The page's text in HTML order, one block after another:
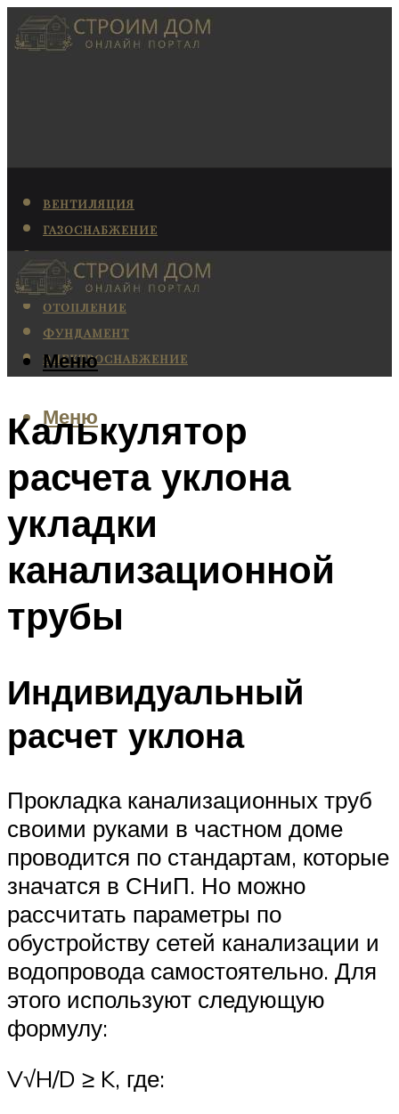
ВЕНТИЛЯЦИЯ
ГАЗОСНАБЖЕНИЕ
КАНАЛИЗАЦИЯ
КОНДИЦИОНИРОВАНИЕ
ОТОПЛЕНИЕ
ФУНДАМЕНТ
ЭЛЕКТРОСНАБЖЕНИЕ
Меню
Меню
Калькулятор
расчета уклона
укладки
канализационной
трубы
Индивидуальный
расчет уклона
Прокладка канализационных труб
своими руками в частном доме
проводится по стандартам, которые
значатся в СНиП. Но можно
рассчитать параметры по
обустройству сетей канализации и
водопровода самостоятельно. Для
этого используют следующую
формулу:
V√H/D ≥ K, где: